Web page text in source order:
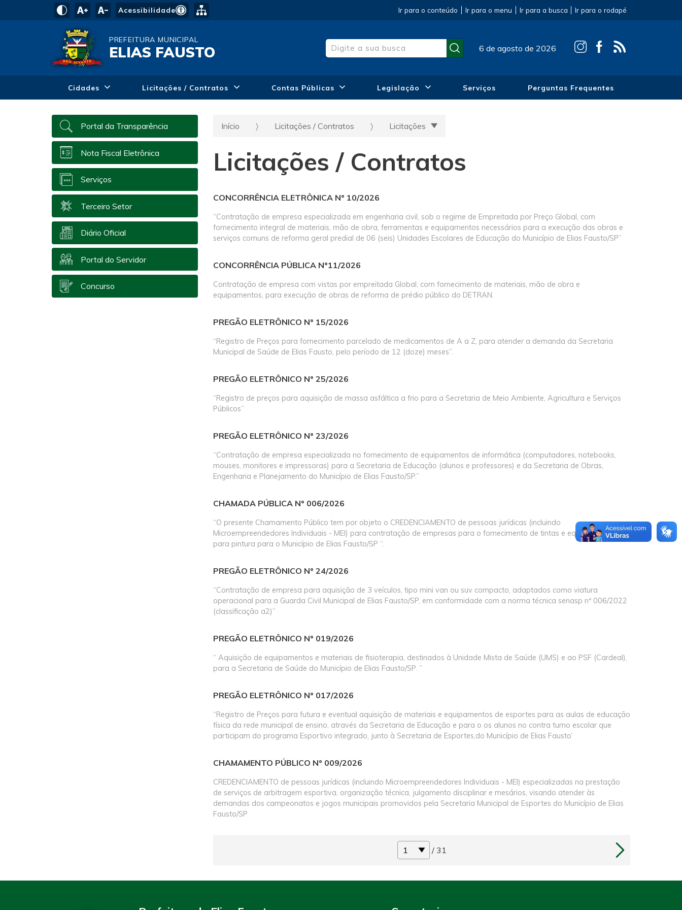
Acessibilidade Ir para o conteúdo Ir para o menu Ir para a busca Ir para o rodapé
PREFEITURA MUNICIPAL
ELIAS FAUSTO 6 de agosto de 2026
Cidades Licitações / Contratos Contas Públicas Legislação Serviços Perguntas Frequentes
Portal da Transparência
Nota Fiscal Eletrônica
Serviços
Terceiro Setor
Diário Oficial
Portal do Servidor
Concurso
Início Licitações / Contratos Licitações
Licitações / Contratos
CONCORRÊNCIA ELETRÔNICA Nº 10/2026
“Contratação de empresa especializada em engenharia civil, sob o regime de Empreitada por Preço Global, com
fornecimento integral de materiais, mão de obra, ferramentas e equipamentos necessários para a execução das obras e
serviços comuns de reforma geral predial de 06 (seis) Unidades Escolares de Educação do Município de Elias Fausto/SP”
CONCORRÊNCIA PÚBLICA Nº11/2026
Contratação de empresa com vistas por empreitada Global, com fornecimento de materiais, mão de obra e
equipamentos, para execução de obras de reforma de prédio público do DETRAN.
PREGÃO ELETRÔNICO Nº 15/2026
“Registro de Preços para fornecimento parcelado de medicamentos de A a Z, para atender a demanda da Secretaria
Municipal de Saúde de Elias Fausto, pelo período de 12 (doze) meses”.
PREGÃO ELETRÔNICO Nº 25/2026
“Registro de preços para aquisição de massa asfáltica a frio para a Secretaria de Meio Ambiente, Agricultura e Serviços
Públicos’’
PREGÃO ELETRÔNICO Nº 23/2026
“Contratação de empresa especializada no fornecimento de equipamentos de informática (computadores, notebooks,
mouses, monitores e impressoras) para a Secretaria de Educação (alunos e professores) e da Secretaria de Obras,
Engenharia e Planejamento do Município de Elias Fausto/SP.’’
CHAMADA PÚBLICA Nº 006/2026
“O presente Chamamento Público tem por objeto o CREDENCIAMENTO de pessoas jurídicas (incluindo
Microempreendedores Individuais - MEI) para contratação de empresas para o fornecimento de tintas e equipamentos
para pintura para o Município de Elias Fausto/SP “.
PREGÃO ELETRÔNICO Nº 24/2026
“Contratação de empresa para aquisição de 3 veículos, tipo mini van ou suv compacto, adaptados como viatura
operacional para a Guarda Civil Municipal de Elias Fausto/SP, em conformidade com a norma técnica senasp nº 006/2022
(classificação a2)’’
PREGÃO ELETRÔNICO Nº 019/2026
“ Aquisição de equipamentos e materiais de fisioterapia, destinados à Unidade Mista de Saúde (UMS) e ao PSF (Cardeal),
para a Secretaria de Saúde do Município de Elias Fausto/SP. ’’
PREGÃO ELETRÔNICO Nº 017/2026
“Registro de Preços para futura e eventual aquisição de materiais e equipamentos de esportes para as aulas de educação
física da rede municipal de ensino, através da Secretaria de Educação e para o os alunos no contra turno escolar que
participam do programa Esportivo integrado, junto à Secretaria de Esportes,do Município de Elias Fausto’
CHAMAMENTO PÚBLICO Nº 009/2026
CREDENCIAMENTO de pessoas jurídicas (incluindo Microempreendedores Individuais - MEI) especializadas na prestação
de serviços de arbitragem esportiva, organização técnica, julgamento disciplinar e mesários, visando atender às
demandas dos campeonatos e jogos municipais promovidos pela Secretaria Municipal de Esportes do Município de Elias
Fausto/SP
/ 31